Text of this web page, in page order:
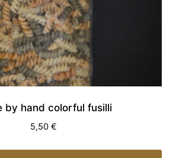
by hand colorful fusilli
5,50 €